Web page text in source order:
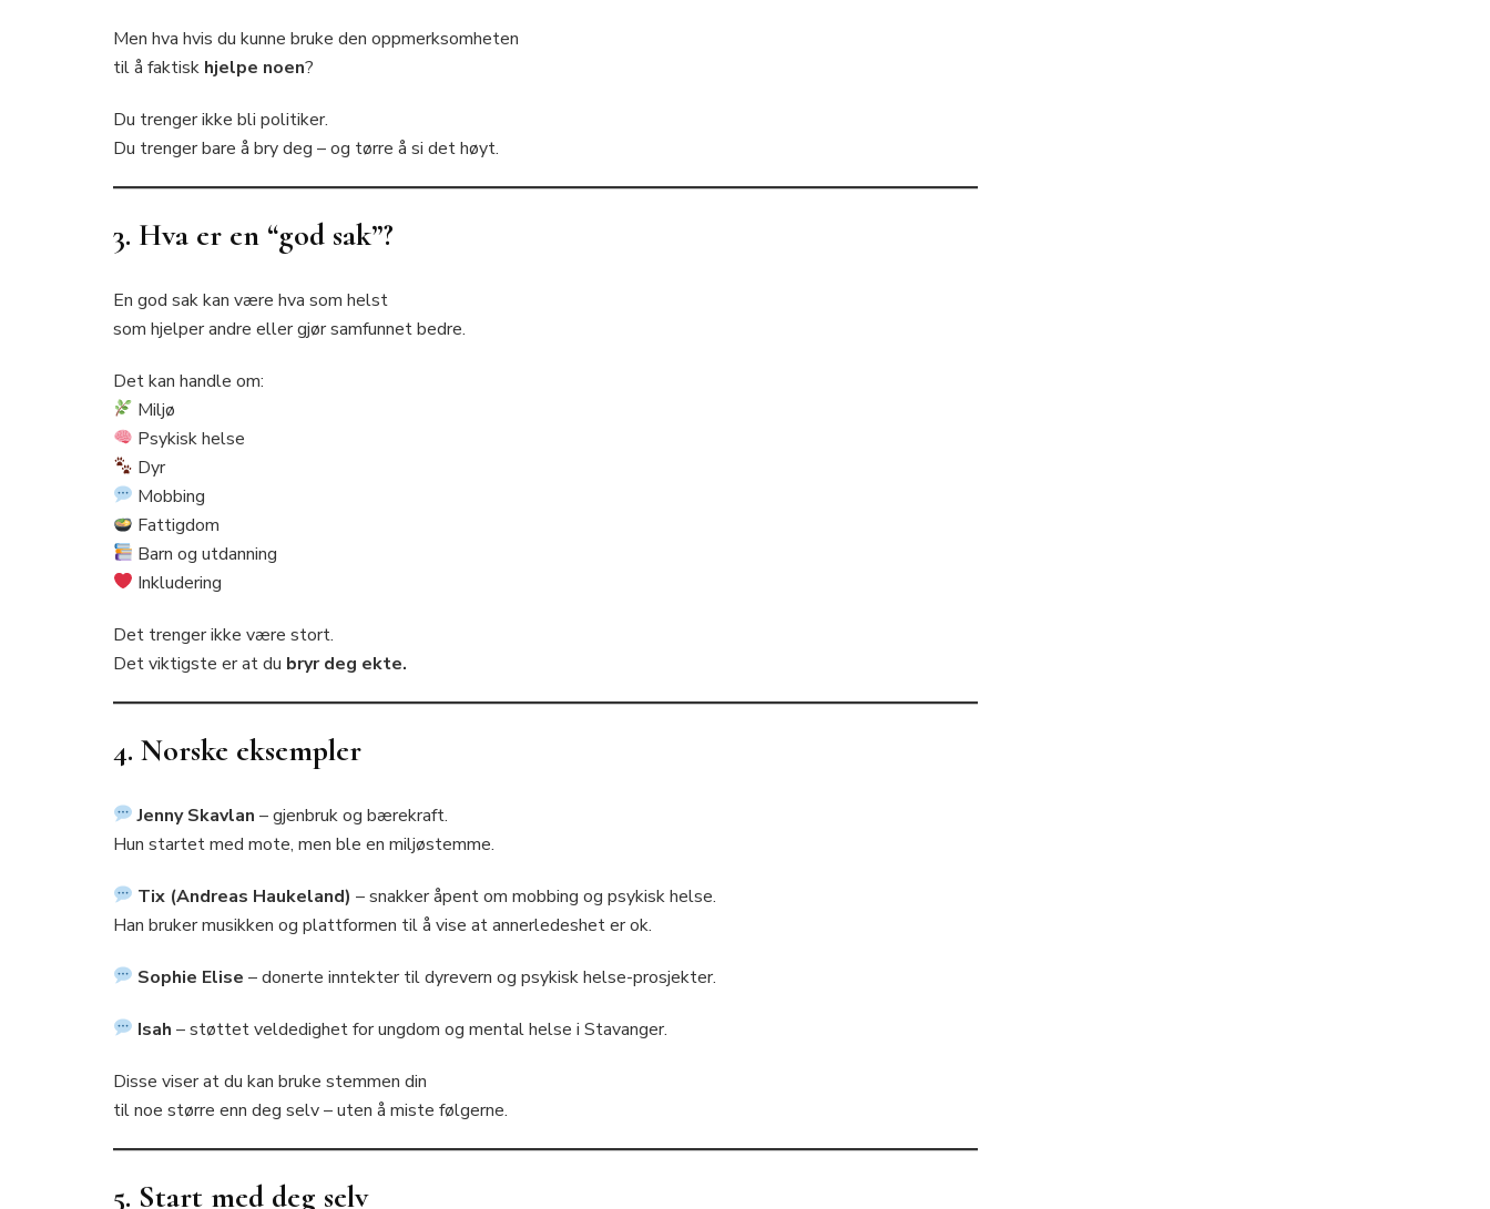
Men hva hvis du kunne bruke den oppmerksomheten
til å faktisk hjelpe noen?
Du trenger ikke bli politiker.
Du trenger bare å bry deg – og tørre å si det høyt.
3. Hva er en “god sak”?
En god sak kan være hva som helst
som hjelper andre eller gjør samfunnet bedre.
Det kan handle om:
Miljø
Psykisk helse
Dyr
Mobbing
Fattigdom
Barn og utdanning
Inkludering
Det trenger ikke være stort.
Det viktigste er at du bryr deg ekte.
4. Norske eksempler
Jenny Skavlan – gjenbruk og bærekraft.
Hun startet med mote, men ble en miljøstemme.
Tix (Andreas Haukeland) – snakker åpent om mobbing og psykisk helse.
Han bruker musikken og plattformen til å vise at annerledeshet er ok.
Sophie Elise – donerte inntekter til dyrevern og psykisk helse-prosjekter.
Isah – støttet veldedighet for ungdom og mental helse i Stavanger.
Disse viser at du kan bruke stemmen din
til noe større enn deg selv – uten å miste følgerne.
5. Start med deg selv